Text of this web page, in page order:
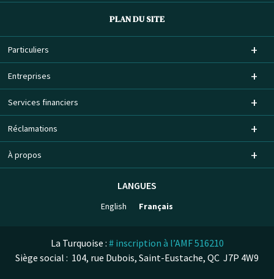
PLAN DU SITE
Particuliers
Entreprises
Services financiers
Réclamations
À propos
LANGUES
English Français
La Turquoise : # inscription à l’AMF 516210
Siège social : 104, rue Dubois, Saint-Eustache, QC J7P 4W9